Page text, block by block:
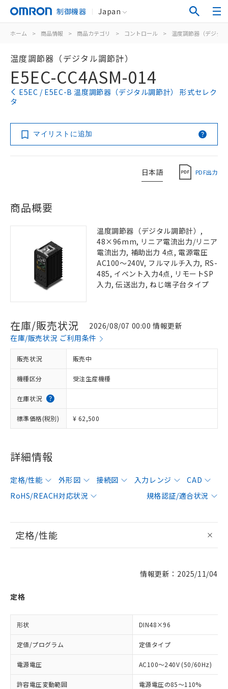
制御機器 Japan
ホーム > 商品情報 > 商品カテゴリ > コントロール > 温度調節器（デジタ
温度調節器（デジタル調節計）
E5EC-CC4ASM-014
E5EC / E5EC-B 温度調節器（デジタル調節計） 形式セレク
タ
マイリストに追加
日本語 PDF出力
商品概要
温度調節器（デジタル調節計）,
48×96mm, リニア電流出力/リニア
電流出力, 補助出力 4点, 電源電圧
AC100～240V, フルマルチ入力, RS-
485, イベント入力4点, リモートSP
入力, 伝送出力, ねじ端子台タイプ
在庫/販売状況
2026/08/07 00:00 情報更新
在庫/販売状況 ご利用条件
販売状況 販売中
機種区分 受注生産機種
在庫状況
標準価格(税別) ¥ 62,500
詳細情報
定格/性能 外形図 接続図 入力レンジ
CAD
RoHS/REACH対応状況
規格認証/適合状況
定格/性能
情報更新：2025/11/04
定格
形状 DIN48×96
定値/プログラム 定値タイプ
電源電圧 AC100～240V (50/60Hz)
許容電圧変動範囲 電源電圧の85～110%